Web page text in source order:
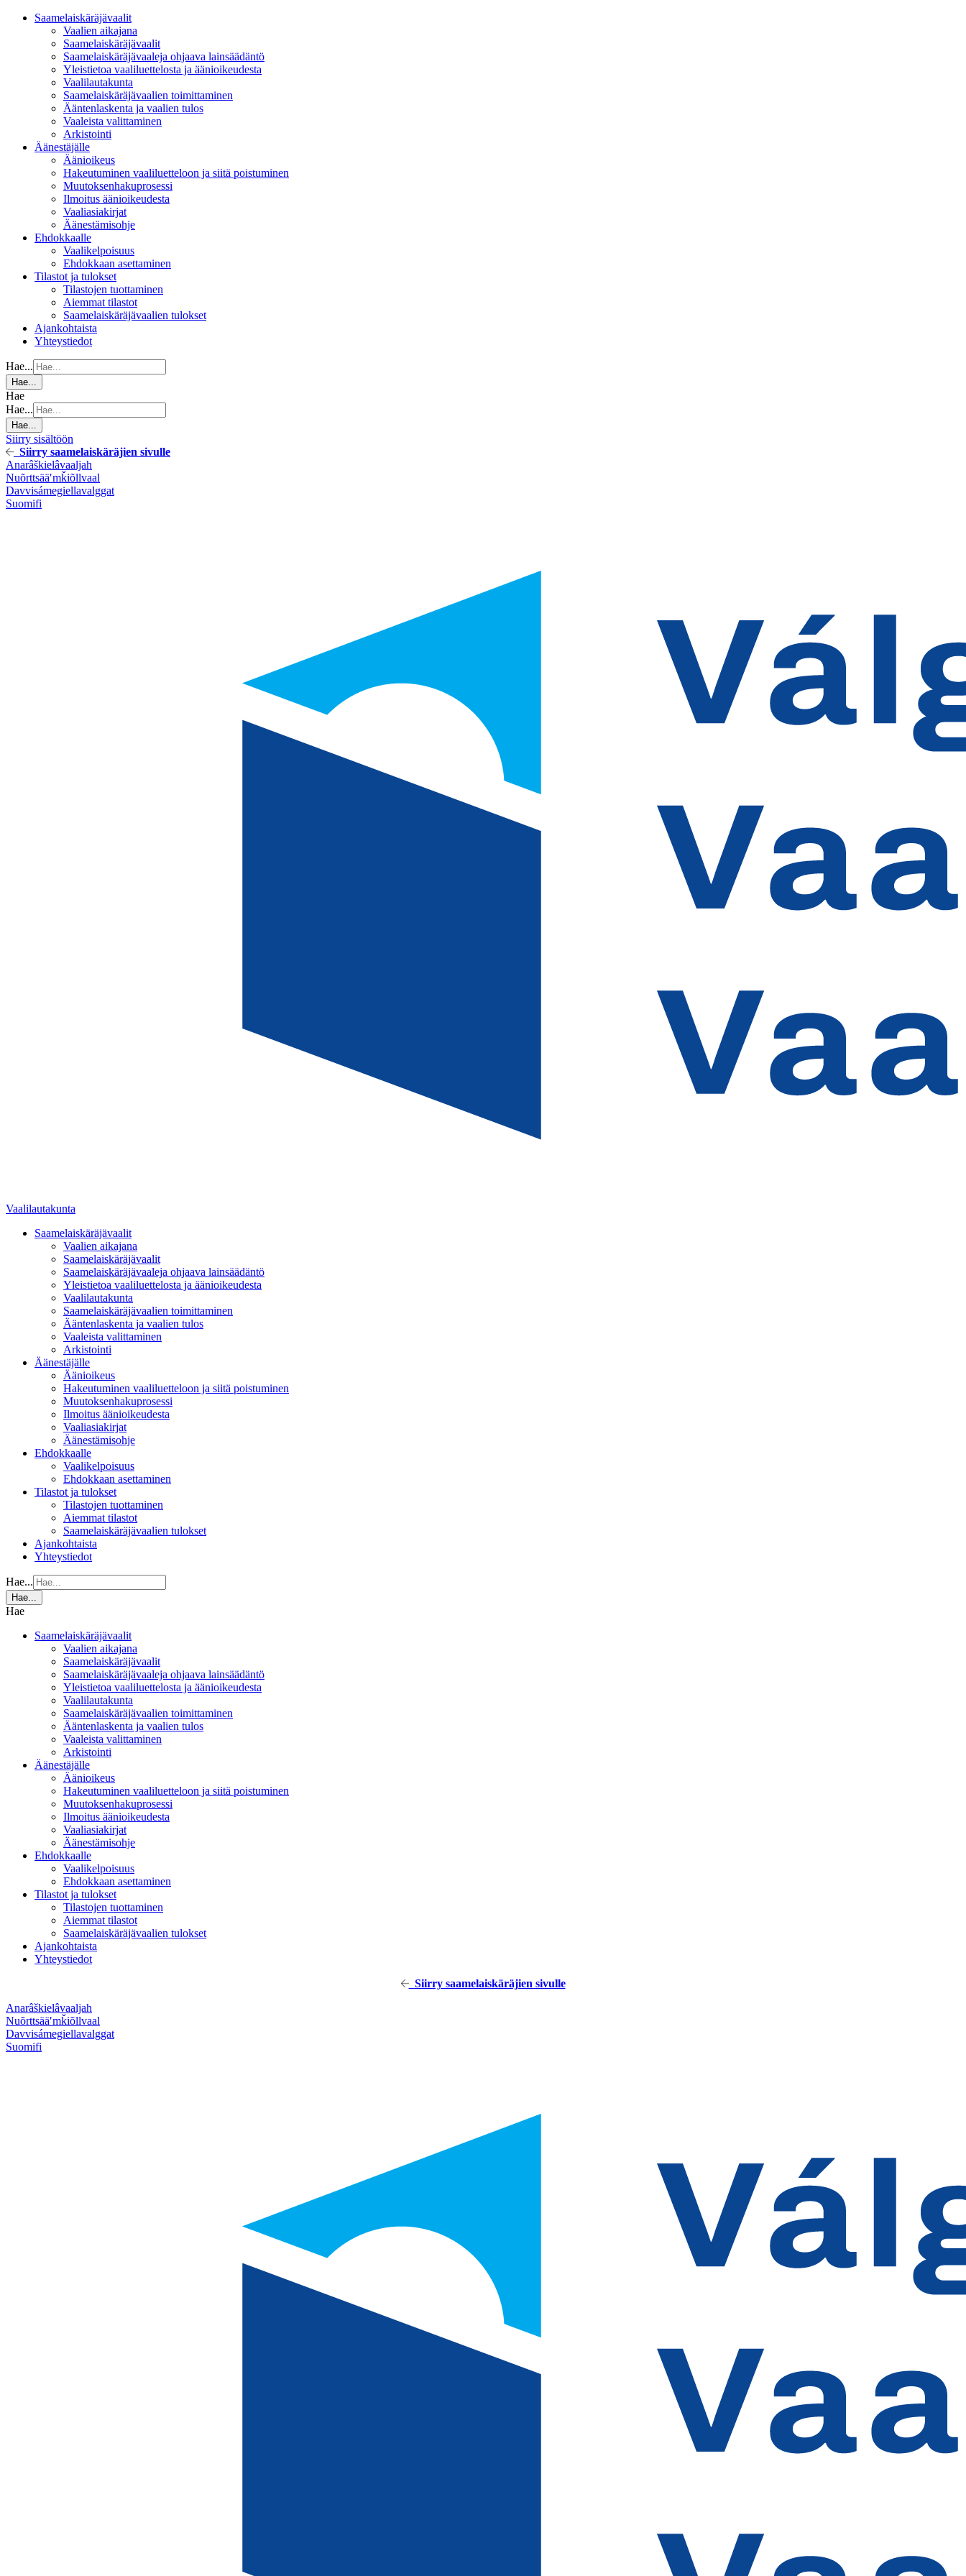
Saamelaiskäräjävaalit
Vaalien aikajana
Saamelaiskäräjävaalit
Saamelaiskäräjävaaleja ohjaava lainsäädäntö
Yleistietoa vaaliluettelosta ja äänioikeudesta
Vaalilautakunta
Saamelaiskäräjävaalien toimittaminen
Ääntenlaskenta ja vaalien tulos
Vaaleista valittaminen
Arkistointi
Äänestäjälle
Äänioikeus
Hakeutuminen vaaliluetteloon ja siitä poistuminen
Muutoksenhakuprosessi
Ilmoitus äänioikeudesta
Vaaliasiakirjat
Äänestämisohje
Ehdokkaalle
Vaalikelpoisuus
Ehdokkaan asettaminen
Tilastot ja tulokset
Tilastojen tuottaminen
Aiemmat tilastot
Saamelaiskäräjävaalien tulokset
Ajankohtaista
Yhteystiedot
Hae...
Hae...
Hae
Hae...
Hae...
Siirry sisältöön
Siirry saamelaiskäräjien sivulle
Anarâškielâvaaljah
Nuõrttsääʹmǩiõllvaal
Davvisámegiellavalggat
Suomifi
Vaalilautakunta
Saamelaiskäräjävaalit
Vaalien aikajana
Saamelaiskäräjävaalit
Saamelaiskäräjävaaleja ohjaava lainsäädäntö
Yleistietoa vaaliluettelosta ja äänioikeudesta
Vaalilautakunta
Saamelaiskäräjävaalien toimittaminen
Ääntenlaskenta ja vaalien tulos
Vaaleista valittaminen
Arkistointi
Äänestäjälle
Äänioikeus
Hakeutuminen vaaliluetteloon ja siitä poistuminen
Muutoksenhakuprosessi
Ilmoitus äänioikeudesta
Vaaliasiakirjat
Äänestämisohje
Ehdokkaalle
Vaalikelpoisuus
Ehdokkaan asettaminen
Tilastot ja tulokset
Tilastojen tuottaminen
Aiemmat tilastot
Saamelaiskäräjävaalien tulokset
Ajankohtaista
Yhteystiedot
Hae...
Hae...
Hae
Saamelaiskäräjävaalit
Vaalien aikajana
Saamelaiskäräjävaalit
Saamelaiskäräjävaaleja ohjaava lainsäädäntö
Yleistietoa vaaliluettelosta ja äänioikeudesta
Vaalilautakunta
Saamelaiskäräjävaalien toimittaminen
Ääntenlaskenta ja vaalien tulos
Vaaleista valittaminen
Arkistointi
Äänestäjälle
Äänioikeus
Hakeutuminen vaaliluetteloon ja siitä poistuminen
Muutoksenhakuprosessi
Ilmoitus äänioikeudesta
Vaaliasiakirjat
Äänestämisohje
Ehdokkaalle
Vaalikelpoisuus
Ehdokkaan asettaminen
Tilastot ja tulokset
Tilastojen tuottaminen
Aiemmat tilastot
Saamelaiskäräjävaalien tulokset
Ajankohtaista
Yhteystiedot
Siirry saamelaiskäräjien sivulle
Anarâškielâvaaljah
Nuõrttsääʹmǩiõllvaal
Davvisámegiellavalggat
Suomifi